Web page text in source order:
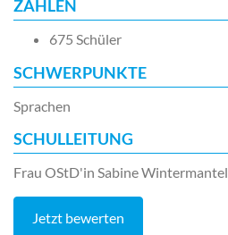
ZAHLEN
675 Schüler
SCHWERPUNKTE
Sprachen
SCHULLEITUNG
Frau OStD'in Sabine Wintermantel
Jetzt bewerten